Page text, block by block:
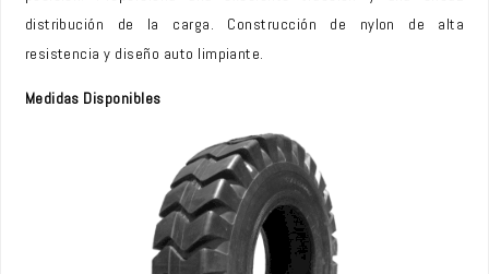
distribución de la carga. Construcción de nylon de alta
resistencia y diseño auto limpiante.
Medidas Disponibles